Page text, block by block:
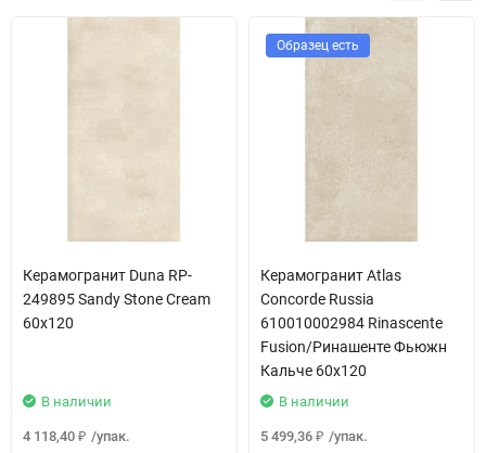
Керамогранит Duna RP-
249895 Sandy Stone Cream
60х120
В наличии
4 118,40 ₽ /упак.
Образец есть
Керамогранит Atlas
Concorde Russia
610010002984 Rinascente
Fusion/Ринашенте Фьюжн
Кальче 60x120
В наличии
5 499,36 ₽ /упак.